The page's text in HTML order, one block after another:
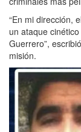
“En mi dirección,
un ataque
Guerrero”,
misión.